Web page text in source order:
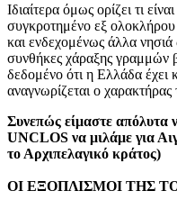
Ιδιαίτερα όμως ορίζει τι είναι
συγκροτημένο εξ
και ενδεχομένως άλλα νησιά
συνθήκες χάραξης γραμμών
δεδομένο ότι η Ελλάδα έχει
αναγνωρίζεται ο
Συνεπώς είμαστε απόλυτα
UNCLOS να μιλάμε για
το Αρχιπελαγικό κράτος)
ΟΙ ΕΞΟΠΛΙΣΜΟΙ ΤΗΣ